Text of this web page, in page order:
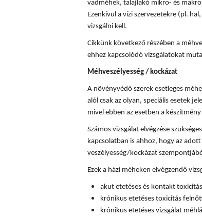
vadméhek, talajlakó mikro- és
Ezenkívül a vízi szervezetekre (pl.
vizsgálni kell.
Cikkünk következő részében a
ehhez kapcsolódó vizsgálatokat
Méhveszélyesség / kockázat
A növényvédő szerek esetleges
alól csak az olyan, speciális esetek
mivel ebben az esetben a
Számos vizsgálat elvégzése
kapcsolatban is ahhoz, hogy az
veszélyesség/kockázat
Ezek a házi méheken elvégzendő
akut etetéses és kontakt
krónikus etetéses toxicitás
krónikus etetéses vizsgálat